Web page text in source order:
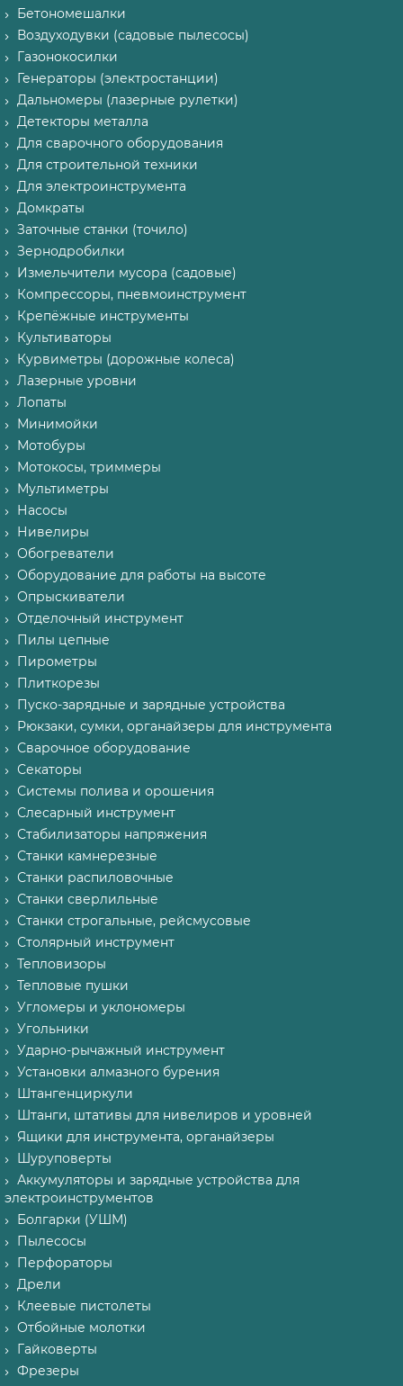
Бетономешалки
Воздуходувки (садовые пылесосы)
Газонокосилки
Генераторы (электростанции)
Дальномеры (лазерные рулетки)
Детекторы металла
Для сварочного оборудования
Для строительной техники
Для электроинструмента
Домкраты
Заточные станки (точило)
Зернодробилки
Измельчители мусора (садовые)
Компрессоры, пневмоинструмент
Крепёжные инструменты
Культиваторы
Курвиметры (дорожные колеса)
Лазерные уровни
Лопаты
Минимойки
Мотобуры
Мотокосы, триммеры
Мультиметры
Насосы
Нивелиры
Обогреватели
Оборудование для работы на высоте
Опрыскиватели
Отделочный инструмент
Пилы цепные
Пирометры
Плиткорезы
Пуско-зарядные и зарядные устройства
Рюкзаки, сумки, органайзеры для инструмента
Сварочное оборудование
Секаторы
Системы полива и орошения
Слесарный инструмент
Стабилизаторы напряжения
Станки камнерезные
Станки распиловочные
Станки сверлильные
Станки строгальные, рейсмусовые
Столярный инструмент
Тепловизоры
Тепловые пушки
Угломеры и уклономеры
Угольники
Ударно-рычажный инструмент
Установки алмазного бурения
Штангенциркули
Штанги, штативы для нивелиров и уровней
Ящики для инструмента, органайзеры
Шуруповерты
Аккумуляторы и зарядные устройства для
электроинструментов
Болгарки (УШМ)
Пылесосы
Перфораторы
Дрели
Клеевые пистолеты
Отбойные молотки
Гайковерты
Фрезеры